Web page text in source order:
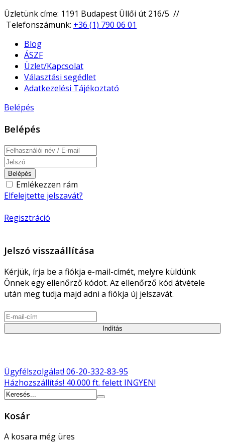
Üzletünk címe: 1191 Budapest Üllői út 216/5 //
Telefonszámunk: +36 (1) 790 06 01
Blog
ÁSZF
Üzlet/Kapcsolat
Választási segédlet
Adatkezelési Tájékoztató
Belépés
Belépés
Belépés
Emlékezzen rám
Elfelejtette jelszavát?
Regisztráció
Jelszó visszaállítása
Kérjük, írja be a fiókja e-mail-címét, melyre küldünk
Önnek egy ellenőrző kódot. Az ellenőrző kód átvétele
után meg tudja majd adni a fiókja új jelszavát.
Indítás
Ügyfélszolgálat! 06-20-332-83-95
Házhozszállítás! 40.000 ft. felett INGYEN!
Kosár
A kosara még üres